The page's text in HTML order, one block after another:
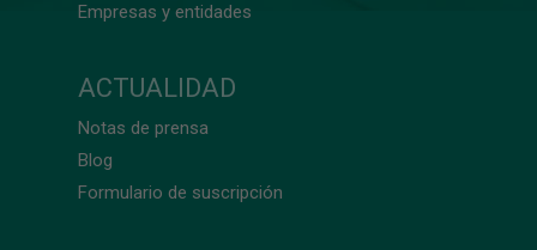
Empresas y entidades
ACTUALIDAD
Notas de prensa
Blog
Formulario de suscripción